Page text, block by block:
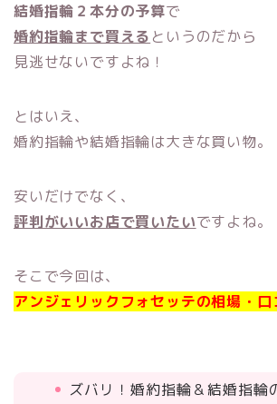
結婚指輪２本分の予算で
婚約指輪まで買える というのだから
見逃せないですよね！
とはいえ、
婚約指輪や結婚指輪は大きな買い物。
安いだけでなく、
評判がいいお店で買いたいですよね。
そこで今回は、
アンジェリックフォセッテの相場・口
ズバリ！婚約指輪＆結婚指輪